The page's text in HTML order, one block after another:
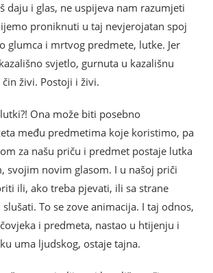
daju i glas, ne uspijeva nam razumjeti
proniknuti u taj nevjerojatan spoj
glumca i mrtvog predmete, lutke. Jer
svjetlo, gurnuta u kazališnu
živi. Postoji i živi.
Ona može biti posebno
među predmetima koje koristimo, pa
za našu priču i predmet postaje lutka
svojim novim glasom. I u našoj priči
ili, ako treba pjevati, ili sa strane
To se zove animacija. I taj odnos,
i predmeta, nastao u htijenju i
uma ljudskog, ostaje tajna.